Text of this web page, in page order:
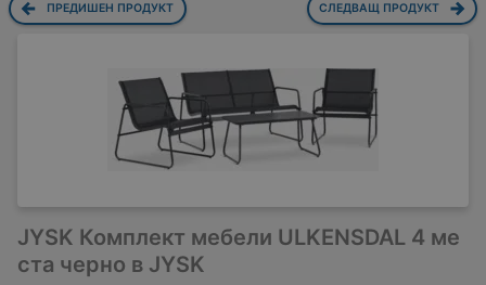
ПРЕДИШЕН ПРОДУКТ СЛЕДВАЩ ПРОДУКТ
JYSK Комплект мебели ULKENSDAL 4 ме
ста черно в JYSK